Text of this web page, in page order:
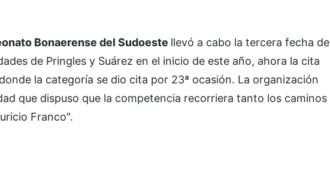
Bonaerense del Sudoeste llevó a cabo la tercera fecha de
de Pringles y Suárez en el inicio de este año, ahora la cita
la categoría se dio cita por 23ª ocasión. La organización
que dispuso que la competencia recorriera tanto los caminos
Franco".